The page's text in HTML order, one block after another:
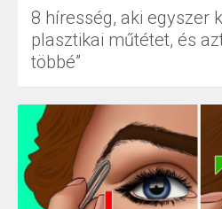
8 híresség, aki egyszer
plasztikai műtétet, és
többé”